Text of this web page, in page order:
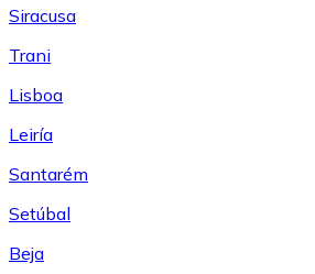
Siracusa
Trani
Lisboa
Leiría
Santarém
Setúbal
Beja